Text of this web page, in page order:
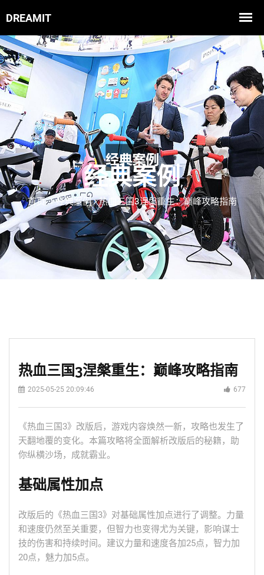
经典案例
首页 经典案例 热血三国3涅槃重生：巅峰攻略指南
热血三国3涅槃重生：巅峰攻略指南
2025-05-25 20:09:46 677
《热血三国3》改版后，游戏内容焕然一新，攻略也发生了
天翻地覆的变化。本篇攻略将全面解析改版后的秘籍，助
你纵横沙场，成就霸业。
基础属性加点
改版后的《热血三国3》对基础属性加点进行了调整。力量
和速度仍然至关重要，但智力也变得尤为关键，影响谋士
技的伤害和持续时间。建议力量和速度各加25点，智力加
20点，魅力加5点。